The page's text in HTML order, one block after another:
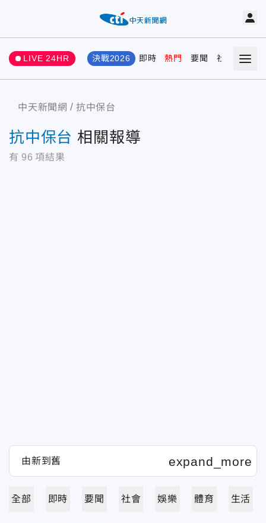
LIVE 24HR 決戰2026 即時 熱門 要聞 社會 娛樂
中天新聞網 抗中保台
抗中保台 相關報導
有 96 項結果
全部 即時 要聞 社會 娛樂 體育 生活